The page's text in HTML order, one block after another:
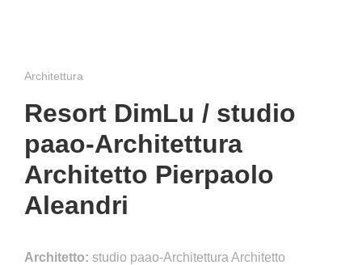
Architettura
Resort DimLu / studio
paao-Architettura
Architetto Pierpaolo
Aleandri
Architetto: studio paao-Architettura Architetto